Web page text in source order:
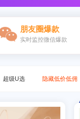
朋友圈爆款
实时监控微信爆款
超级U选 隐藏低价低佣